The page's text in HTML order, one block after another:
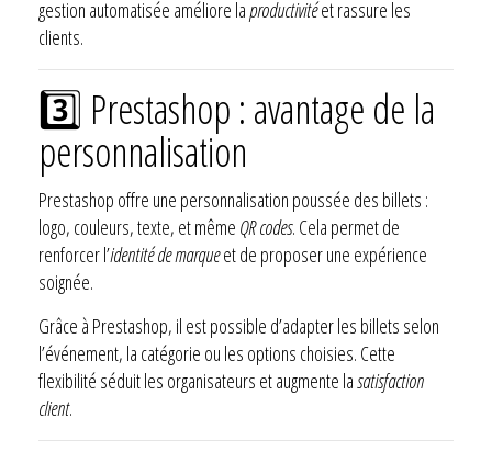
gestion automatisée améliore laproductivitéet rassure les
clients.
3️⃣ Prestashop : avantage de la
personnalisation
Prestashop offre une personnalisation poussée des billets :
logo, couleurs, texte, et même QR codes. Cela permet de
renforcer l’identité de marqueet de proposer une expérience
soignée.
Grâce à Prestashop, il est possible d’adapter les billets selon
l’événement, la catégorie ou les options choisies. Cette
flexibilité séduit les organisateurs et augmente lasatisfaction
client.